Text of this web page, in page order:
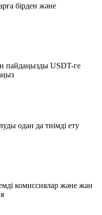
бірден және
пайдаңызды USDT-ге
одан да тиімді ету
комиссиялар және жан